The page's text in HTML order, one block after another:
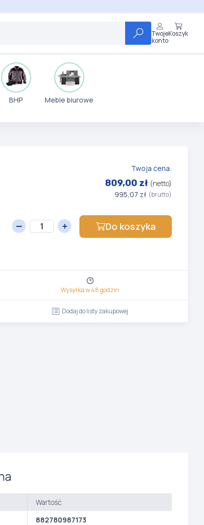
Twoje
konto
Koszyk
BHP Meble biurowe
Twoja cena:
809,00 zł (netto)
995,07 zł (brutto)
Do koszyka
Wysyłka w 48 godzin
Dodaj do listy zakupowej
Wartość
882780987173